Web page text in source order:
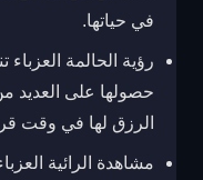
في حياتها.
رؤية الحالمة
حصولها على العديد
الرزق لها في وقت
مشاهدة الرائية